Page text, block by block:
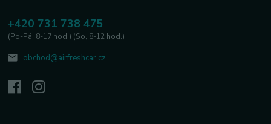
+420 731 738 475
(Po-Pá, 8-17 hod.) (So, 8-12 hod.)
obchod@airfreshcar.cz